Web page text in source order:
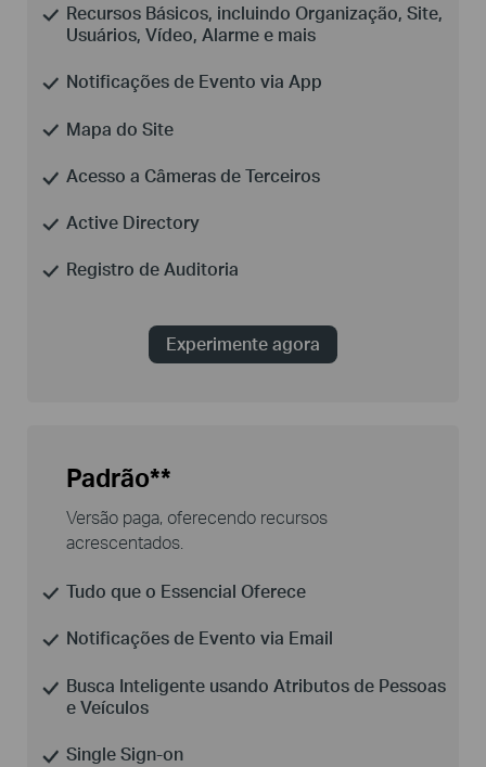
Recursos Básicos, incluindo Organização, Site,
Usuários, Vídeo, Alarme e mais
Notificações de Evento via App
Mapa do Site
Acesso a Câmeras de Terceiros
Active Directory
Registro de Auditoria
Experimente agora
Padrão**
Versão paga, oferecendo recursos
acrescentados.
Tudo que o Essencial Oferece
Notificações de Evento via Email
Busca Inteligente usando Atributos de Pessoas
e Veículos
SingleSign-on